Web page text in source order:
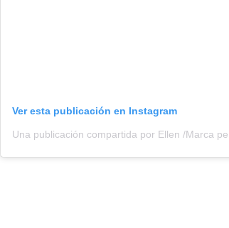
Ver esta publicación en Instagram